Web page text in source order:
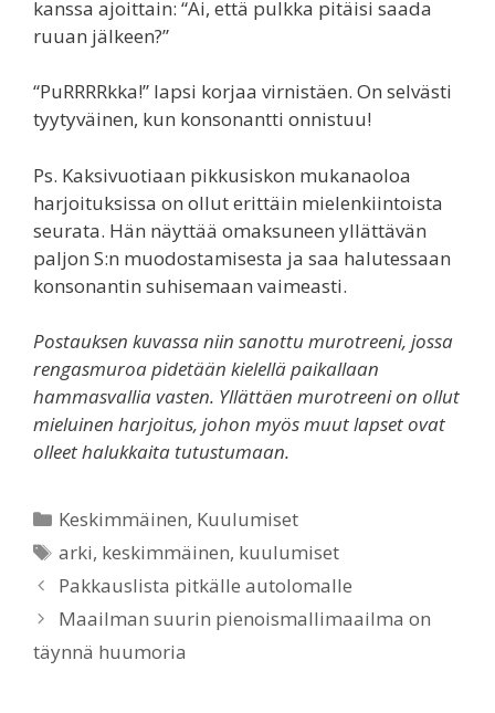
kanssa ajoittain: “Ai, että pulkka pitäisi saada
ruuan jälkeen?”
“PuRRRRkka!” lapsi korjaa virnistäen. On selvästi
tyytyväinen, kun konsonantti onnistuu!
Ps. Kaksivuotiaan pikkusiskon mukanaoloa
harjoituksissa on ollut erittäin mielenkiintoista
seurata. Hän näyttää omaksuneen yllättävän
paljon S:n muodostamisesta ja saa halutessaan
konsonantin suhisemaan vaimeasti.
Postauksen kuvassa niin sanottu murotreeni, jossa
rengasmuroa pidetään kielellä paikallaan
hammasvallia vasten. Yllättäen murotreeni on ollut
mieluinen harjoitus, johon myös muut lapset ovat
olleet halukkaita tutustumaan.
Categories
Keskimmäinen, Kuulumiset
Tags
arki, keskimmäinen, kuulumiset
Pakkauslista pitkälle autolomalle
Maailman suurin pienoismallimaailma on
täynnä huumoria